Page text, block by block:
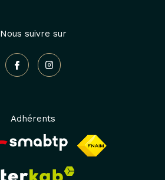
Nous suivre sur
Adhérents